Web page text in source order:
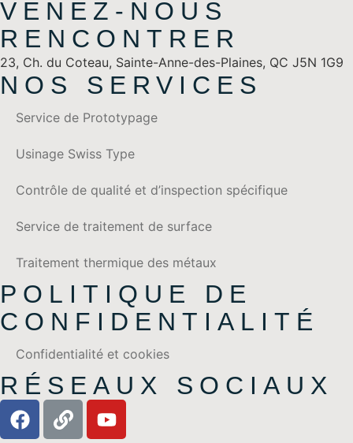
VENEZ-NOUS
RENCONTRER
23, Ch. du Coteau, Sainte-Anne-des-Plaines, QC J5N 1G9
NOS SERVICES
Service de Prototypage
Usinage Swiss Type
Contrôle de qualité et d’inspection spécifique
Service de traitement de surface
Traitement thermique des métaux
POLITIQUE DE
CONFIDENTIALITÉ
Confidentialité et cookies
RÉSEAUX SOCIAUX